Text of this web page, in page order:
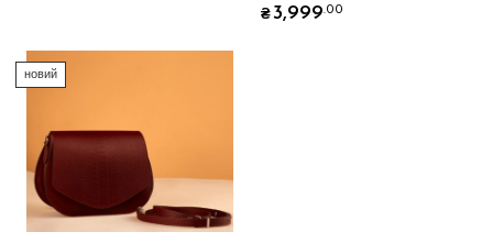
₴ 3,999.00
новий